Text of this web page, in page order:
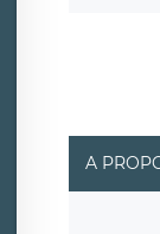
rue
d’une
A